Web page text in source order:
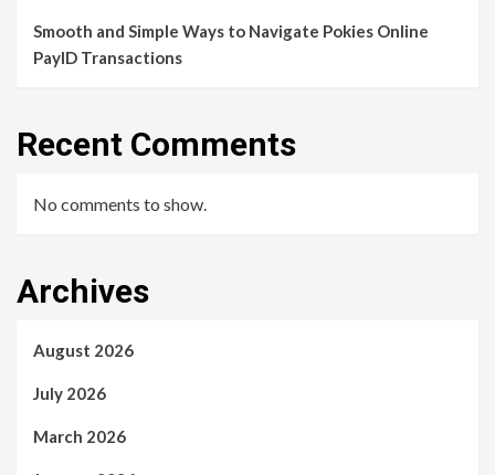
Smooth and Simple Ways to Navigate Pokies Online
PayID Transactions
Recent Comments
No comments to show.
Archives
August 2026
July 2026
March 2026